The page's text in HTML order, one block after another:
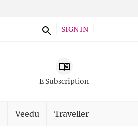
SIGN IN
E Subscription
Veedu Traveller